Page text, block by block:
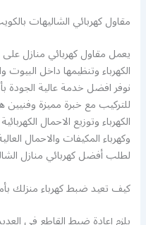
مقاول كهربائي الشاليهات
يعمل مقاول كهربائي منازل على
الكهرباء وتنظيمها داخل
نوفر افضل خدمة عالية الجودة
للتركيب مع خبرة مميزة
الكهرباء وتوزيع الاحمال
وكهرباء المكيفات والاحمال
لطلب أفضل كهربائي منازل
كيف تعيد ضبط كهرباء منزلك